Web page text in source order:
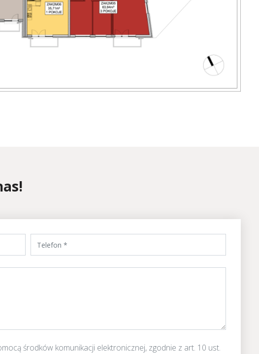
środków komunikacji elektronicznej, zgodnie z art. 10 ust.